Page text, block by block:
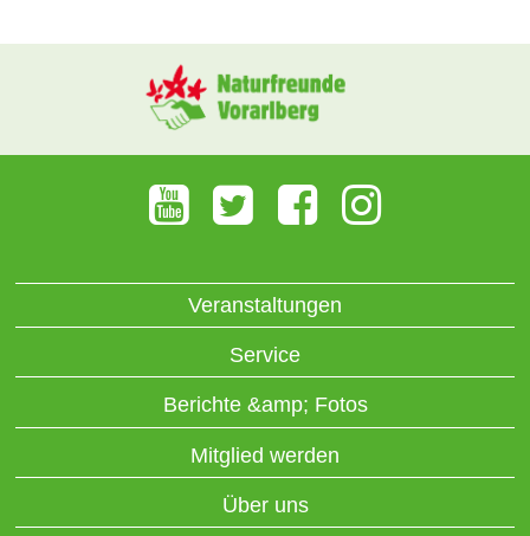
Veranstaltungen
Service
Berichte &amp; Fotos
Mitglied werden
Über uns